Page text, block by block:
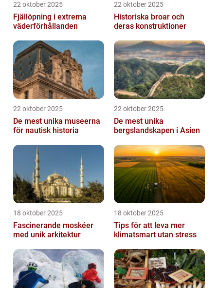
22 oktober 2025
Fjällöpning i extrema
väderförhållanden
22 oktober 2025
Historiska broar och
deras konstruktioner
22 oktober 2025
De mest unika museerna
för nautisk historia
22 oktober 2025
De mest unika
bergslandskapen i Asien
18 oktober 2025
Fascinerande moskéer
med unik arkitektur
18 oktober 2025
Tips för att leva mer
klimatsmart utan stress